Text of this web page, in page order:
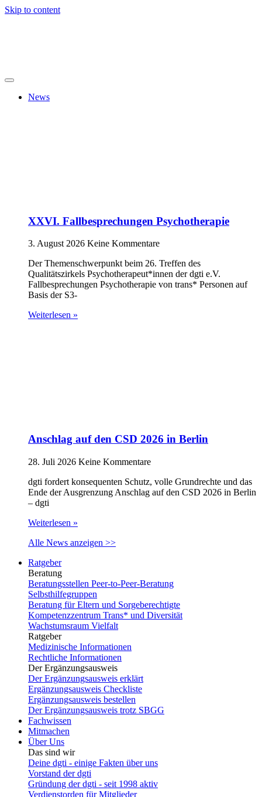
Skip to content
News
XXVI. Fallbesprechungen Psychotherapie
3. August 2026 Keine Kommentare
Der Themenschwerpunkt beim 26. Treffen des
Qualitätszirkels Psychotherapeut*innen der dgti e.V.
Fallbesprechungen Psychotherapie von trans* Personen auf
Basis der S3-
Weiterlesen »
Anschlag auf den CSD 2026 in Berlin
28. Juli 2026 Keine Kommentare
dgti fordert konsequenten Schutz, volle Grundrechte und das
Ende der Ausgrenzung Anschlag auf den CSD 2026 in Berlin
– dgti
Weiterlesen »
Alle News anzeigen >>
Ratgeber
Beratung
Beratungsstellen Peer-to-Peer-Beratung
Selbsthilfegruppen
Beratung für Eltern und Sorgeberechtigte
Kompetenzzentrum Trans* und Diversität
Wachstumsraum Vielfalt
Ratgeber
Medizinische Informationen
Rechtliche Informationen
Der Ergänzungsausweis
Der Ergänzungsausweis erklärt
Ergänzungsausweis Checkliste
Ergänzungsausweis bestellen
Der Ergänzungsausweis trotz SBGG
Fachwissen
Mitmachen
Über Uns
Das sind wir
Deine dgti - einige Fakten über uns
Vorstand der dgti
Gründung der dgti - seit 1998 aktiv
Verdienstorden für Mitglieder